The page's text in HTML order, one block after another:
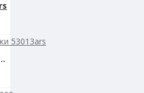
кожи 53013ars